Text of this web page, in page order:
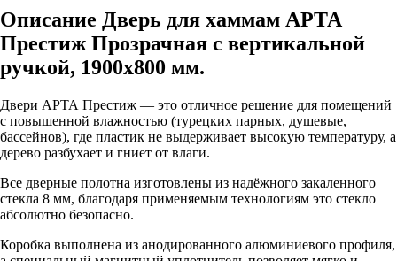
Описание Дверь для хаммам АРТА
Престиж Прозрачная с вертикальной
ручкой, 1900х800 мм.
Двери АРТА Престиж — это отличное решение для помещений
с повышенной влажностью (турецких парных, душевые,
бассейнов), где пластик не выдерживает высокую температуру, а
дерево разбухает и гниет от влаги.
Все дверные полотна изготовлены из надёжного закаленного
стекла 8 мм, благодаря применяемым технологиям это стекло
абсолютно безопасно.
Коробка выполнена из анодированного алюминиевого профиля,